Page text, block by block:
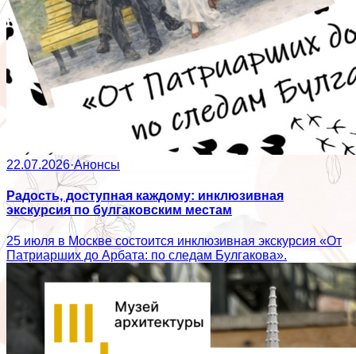
22.07.2026·Анонсы
Радость, доступная каждому: инклюзивная
экскурсия по булгаковским местам
25 июля в Москве состоится инклюзивная экскурсия «От
Патриарших до Арбата: по следам Булгакова».